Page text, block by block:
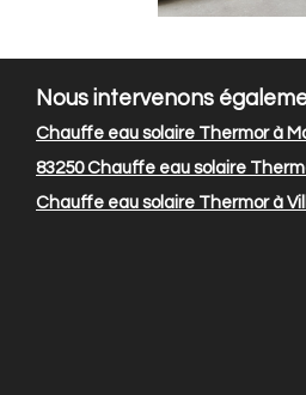
Nous intervenons
Chauffe eau solaire Thermor à
83250Chauffe eau solaire
Chauffe eau solaire Thermor à